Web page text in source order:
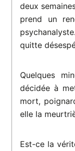
deux
prend un
quitte
Quelques
décidée à
mort,
elle la
Est-ce la